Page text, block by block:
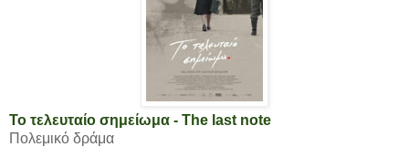
Το τελευταίο σημείωμα - The last note
Πολεμικό δράμα